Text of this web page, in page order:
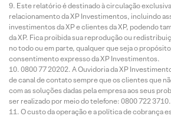
Este relatório é destinado à circulação
relacionamento da XP Investimentos, incluindo
investimentos da XP e clientes da XP, podendo
da XP. Fica proibida sua reprodução ou
no todo ou em parte, qualquer que seja o
consentimento expresso da XP Investimentos.
0800 77 20202. A Ouvidoria da XP
de canal de contato sempre que os clientes que
com as soluções dadas pela empresa aos seus
ser realizado por meio do telefone: 0800 722 3710.
O custo da operação e a política de cobrança